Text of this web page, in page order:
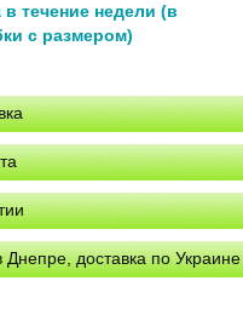
течение недели (в
с размером)
доставка по Украине